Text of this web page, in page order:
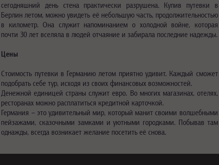
сегодняшний день стена практически разрушена. Купив путевки в
Берлин летом, можно увидеть её небольшую часть, продолжительностью
в километр. Она служит напоминанием о холодной войне, которая
почти 30 лет вселяла в людей отчаяние и забирала последние надежды.
Цены
Стоимость путевки в Германию летом приятно удивит. Каждый сможет
подобрать себе тур, исходя из своих финансовых возможностей.
Денежной единицей страны служит евро. Во многих магазинах, отелях,
ресторанах можно расплатиться кредитной карточкой.
Германия – это удивительный мир, который манит своими волшебными
пейзажами, сказочными замками и уютными городками. Побывав там
однажды, всегда возникает желание посетить её снова.